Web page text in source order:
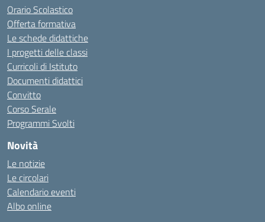
Orario Scolastico
Offerta formativa
Le schede didattiche
I progetti delle classi
Curricoli di Istituto
Documenti didattici
Convitto
Corso Serale
Programmi Svolti
Novità
Le notizie
Le circolari
Calendario eventi
Albo online